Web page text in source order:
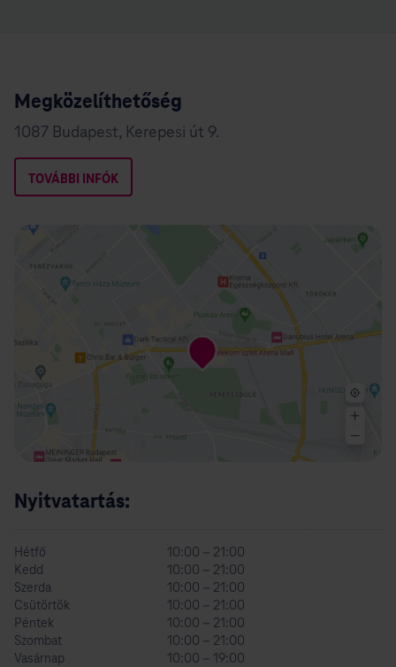
Megközelíthetőség
1087 Budapest, Kerepesi út 9.
TOVÁBBI INFÓK
Nyitvatartás:
Hétfő
10:00 – 21:00
Kedd
10:00 – 21:00
Szerda
10:00 – 21:00
Csütörtök
10:00 – 21:00
Péntek
10:00 – 21:00
Szombat
10:00 – 21:00
Vasárnap
10:00 – 19:00